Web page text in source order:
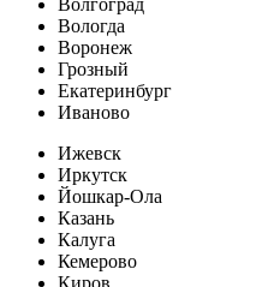
Волгоград
Вологда
Воронеж
Грозный
Екатеринбург
Иваново
Ижевск
Иркутск
Йошкар-Ола
Казань
Калуга
Кемерово
Киров